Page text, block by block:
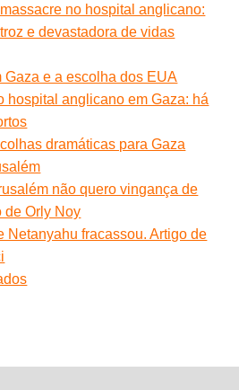
no hospital anglicano:
e devastadora de vidas
Gaza e a escolha dos EUA
hospital anglicano em Gaza: há
dramáticas para Gaza
não quero vingança de
de Orly Noy
Netanyahu fracassou. Artigo de